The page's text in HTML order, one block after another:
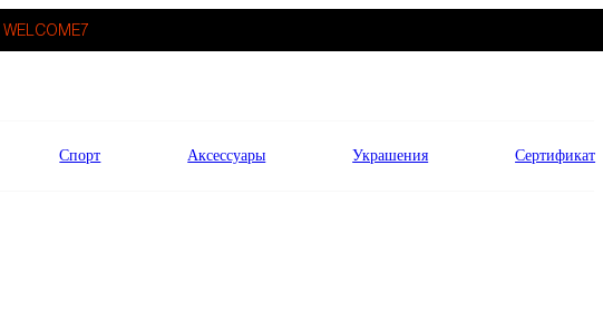
WELCOME7
Спорт Аксессуары Украшения Сертификат